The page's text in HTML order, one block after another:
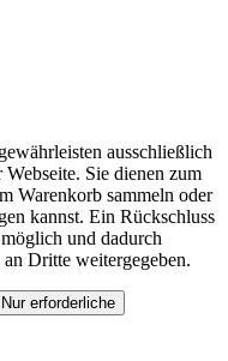
ausschließlich
Sie dienen zum
Warenkorb sammeln oder
kannst. Ein Rückschluss
und dadurch
Dritte weitergegeben.
Nur erforderliche